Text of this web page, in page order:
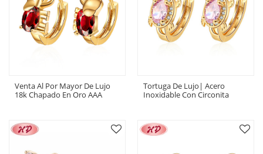
Venta Al Por Mayor De Lujo
18k Chapado En Oro AAA
Para Regalo Conmemorativo
Tortuga De Lujo| Acero
Inoxidable Con Circonita
De Aro Huggie| Para Mujeres-
HD